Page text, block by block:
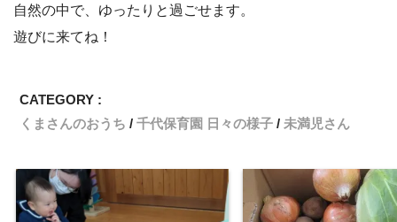
自然の中で、ゆったりと過ごせます。
遊びに来てね！
CATEGORY :
くまさんのおうち
千代保育園 日々の様子 未満児さん